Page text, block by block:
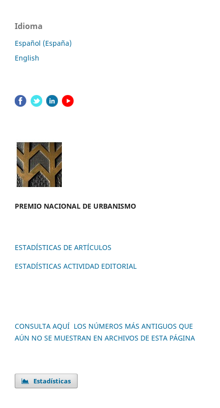
Idioma
Español (España)
English
PREMIO NACIONAL DE URBANISMO
ESTADÍSTICAS DE ARTÍCULOS
ESTADÍSTICAS ACTIVIDAD EDITORIAL
CONSULTA AQUÍ LOS NÚMEROS MÁS ANTIGUOS QUE
AÚN NO SE MUESTRAN EN ARCHIVOS DE ESTA PÁGINA
Estadísticas